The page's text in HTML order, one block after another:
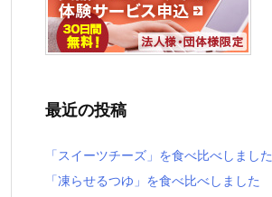
最近の投稿
「スイーツチーズ」を食べ比べしました
「凍らせるつゆ」を食べ比べしました